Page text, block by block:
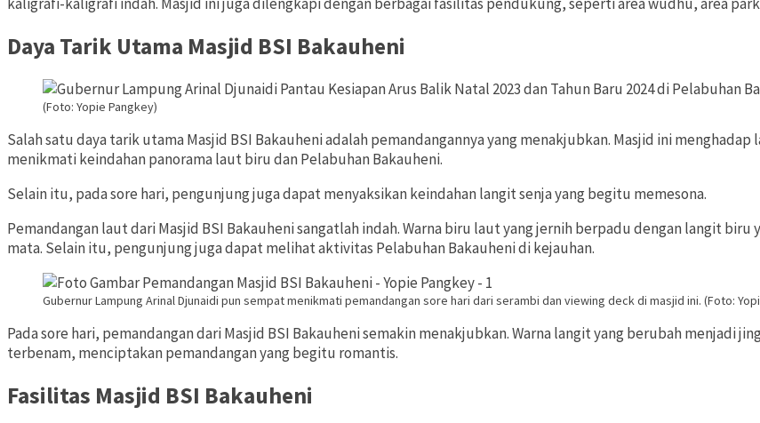
Daya Tarik Utama Masjid BSI Bakauheni
(Foto: Yopie Pangkey)
Salah satu daya tarik utama Masjid BSI Bakauheni adalah pemandangannya yang menakjubkan. Masjid ini
menikmati keindahan panorama laut biru dan Pelabuhan Bakauheni.
Selain itu, pada sore hari, pengunjung juga dapat menyaksikan keindahan langit senja yang begitu memesona.
Pemandangan laut dari Masjid BSI Bakauheni sangatlah indah. Warna biru laut yang jernih berpadu dengan langit
mata. Selain itu, pengunjung juga dapat melihat aktivitas Pelabuhan Bakauheni di kejauhan.
Gubernur Lampung Arinal Djunaidi pun sempat menikmati pemandangan sore hari dari serambi dan viewing deck di masjid ini. (Foto:
Pada sore hari, pemandangan dari Masjid BSI Bakauheni semakin menakjubkan. Warna langit yang berubah menjadi
terbenam, menciptakan pemandangan yang begitu romantis.
Fasilitas Masjid BSI Bakauheni